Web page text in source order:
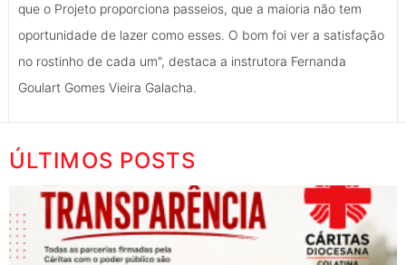
que o Projeto proporciona passeios, que a maioria não tem
oportunidade de lazer como esses. O bom foi ver a satisfação
no rostinho de cada um", destaca a instrutora Fernanda
Goulart Gomes Vieira Galacha.
ÚLTIMOS POSTS